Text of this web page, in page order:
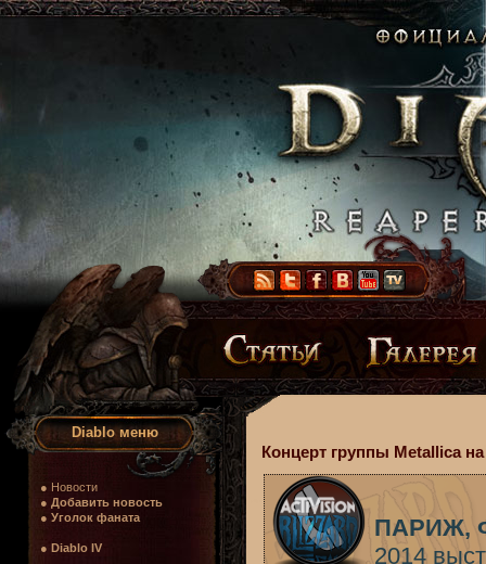
Diablo меню
● Новости
● Добавить новость
● Уголок фаната
● Diablo IV
Концерт группы Metallica
ПАРИЖ,
2014